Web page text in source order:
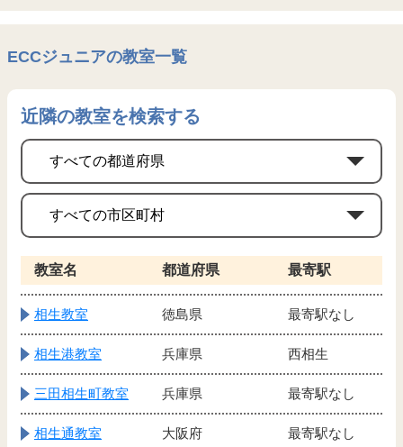
ECCジュニアの教室一覧
近隣の教室を検索する
教室名 都道府県 最寄駅
相生教室 徳島県 最寄駅なし
相生港教室 兵庫県 西相生
三田相生町教室 兵庫県 最寄駅なし
相生通教室 大阪府 最寄駅なし